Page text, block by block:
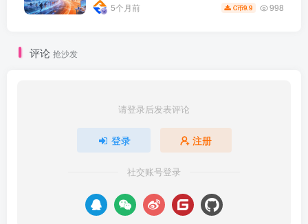
5个月前 C币9.9 998
评论 抢沙发
请登录后发表评论
登录 注册
社交账号登录